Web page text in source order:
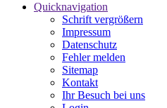
Quicknavigation
Schrift vergrößern
Impressum
Datenschutz
Fehler melden
Sitemap
Kontakt
Ihr Besuch bei uns